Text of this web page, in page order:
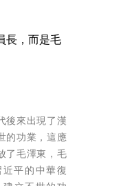
長，而是毛
後來出現了漢
的功業，這應
了毛澤東，毛
平的中華復